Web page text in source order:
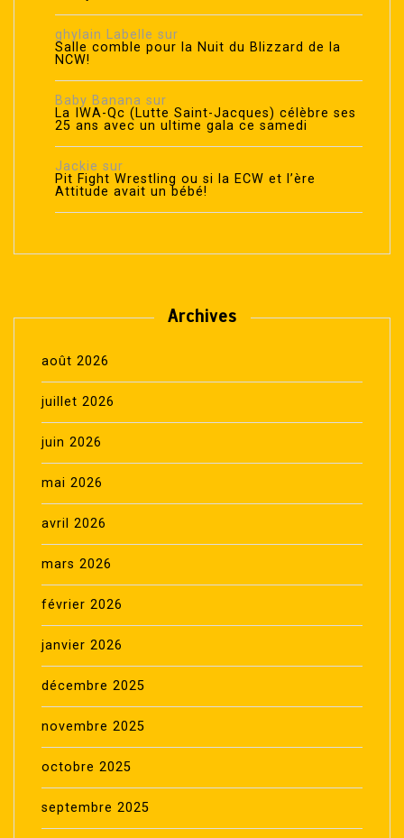
ghylain Labelle sur
Salle comble pour la Nuit du Blizzard de la
NCW!
Baby Banana sur
La IWA-Qc (Lutte Saint-Jacques) célèbre ses
25 ans avec un ultime gala ce samedi
Jackie sur
Pit Fight Wrestling ou si la ECW et l’ère
Attitude avait un bébé!
Archives
août 2026
juillet 2026
juin 2026
mai 2026
avril 2026
mars 2026
février 2026
janvier 2026
décembre 2025
novembre 2025
octobre 2025
septembre 2025